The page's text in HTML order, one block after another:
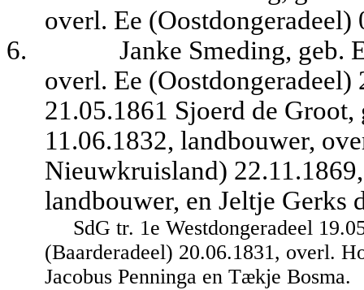
overl. Ee (Oostdongeradeel)
6.
Janke Smeding, geb.
overl. Ee (Oostdongeradeel)
21.05.1861 Sjoerd de
11.06.1832, landbouwer,
Nieuwkruisland)
landbouwer, en Jeltje Gerks
SdG tr. 1e Westdongeradeel
(Baarderadeel) 20.06.1831, overl.
Jacobus Penninga en Tækje Bosma.